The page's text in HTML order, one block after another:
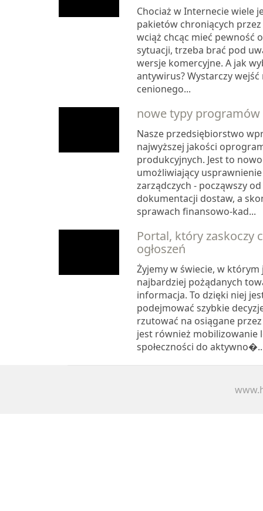
Chociaż w Internecie wiele
pakietów chroniących
wciąż chcąc mieć pewność
sytuacji, trzeba brać pod
wersje komercyjne. A jak
antywirus? Wystarczy
cenionego...
nowe typy
Nasze przedsiębiorstwo
najwyższej jakości
produkcyjnych. Jest to
umożliwiający
zarządczych - począwszy
dokumentacji dostaw, a
sprawach finansowo-kad...
Portal, który zaskoczy
ogłoszeń
Żyjemy w świecie, w którym
najbardziej pożądanych
informacja. To dzięki niej
podejmować szybkie
rzutować na osiągane
jest również mobilizowanie
społeczności do